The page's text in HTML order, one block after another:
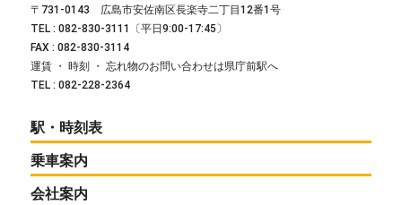
〒731-0143 広島市安佐南区長楽寺二丁目12番1号
TEL : 082-830-3111〔平日9:00-17:45〕
FAX : 082-830-3114
運賃 ・ 時刻 ・ 忘れ物のお問い合わせは県庁前駅へ
TEL : 082-228-2364
駅・時刻表
乗車案内
会社案内